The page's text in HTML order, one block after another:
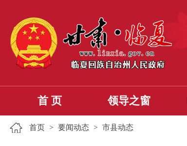
首 页 领导之窗
首页 > 要闻动态 > 市县动态